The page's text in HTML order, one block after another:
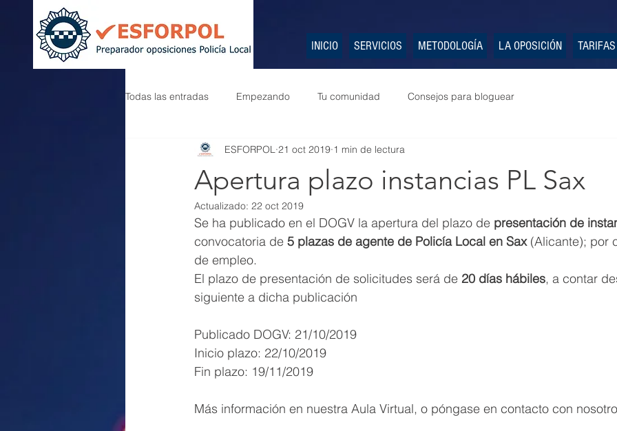
INICIO SERVICIOS METODOLOGÍA LA OPOSICIÓN TARIFAS
Todas las entradas Empezando Tu comunidad Consejos para bloguear
Apertura plazo instancias PL Sax
ESFORPOL 21 oct 2019 1 min de lectura
Actualizado: 22 oct 2019
Se ha publicado en el DOGV la apertura del plazo de presentación de
convocatoria de 5 plazas de agente de Policía Local en Sax (Alicante); por
de empleo.
El plazo de presentación de solicitudes será de 20 días hábiles, a contar
siguiente a dicha publicación
Publicado DOGV: 21/10/2019
Inicio plazo: 22/10/2019
Fin plazo: 19/11/2019
Más información en nuestra Aula Virtual, o póngase en contacto con